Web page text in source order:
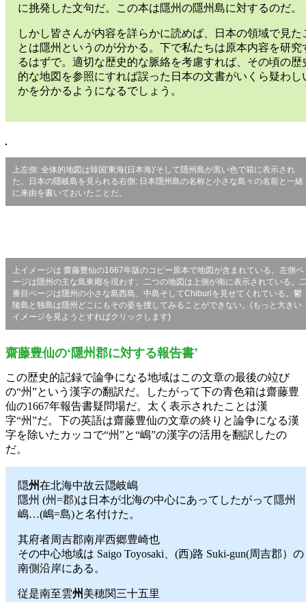
に挑発した文句だ。この本は隱州の隱州島に対するのだ。
しかし皆さんが内容を詳らかに読めば、日本の領域で見た
とは隱州というのが分かる。下で私たちは原本内容を研究
るはずで。適切な歴史的な脈絡を考慮すれば、その頃の歴
的な地図を参照にすれば誤った日本の文書がいくら疑わし
かを分かるようになるでしょう。
上左側: 全体的地図は韓国′東海(日本海)′そして隱州島が黒い色で箱に表示され
た。日本の隱岐島を見られる右側: 日本隱州島の名称と小さな島々の名前と一緒
に来由を書いておいたことだ。
上イメージは 齋藤豊仙の1667年版のコピー原本で地図が含まれている。左側ペ
ージは隱州の主な島東鄕を現わす。二つの地図は上側が南に表示されている。
番目ページは隱州の小さな島西島、中島そしてChiburiを見せてくれている。鬱
陵島と独島は隱州どこにもその姿を捜してみることができない。(もっと大きい
イメージを見ようとすればクリックします)
齋藤豊仙の‘隱州郡に対する報告書’
この歴史的記録で論争になる地域はこの文章の最後の竝び
の“州”という漢字の翻訳だ。したがって下の青色箱は齋藤豊
仙の1667年報告書疑問場だ。太く表示されたことは漢
字“州”だ。下の英語は齋藤豊仙の文章の終りと論争になる漢
字を除いたカッコで“州”と“嶋”の漢字の活用を翻訳したの
だ。
隠州在北海中故云隠岐嶋
隱州 (州=郡)は日本が北海の中心にあってしたがって隱州
嶋…(嶋=島)と名付けた。
其府者周吉郡南岸西郷豊崎也
その中心地域は Saigo Toyosaki、(西)路 Suki-gun(周吉郡）の
南側沿岸にある。
従是南至雲州 美穂関三十五里